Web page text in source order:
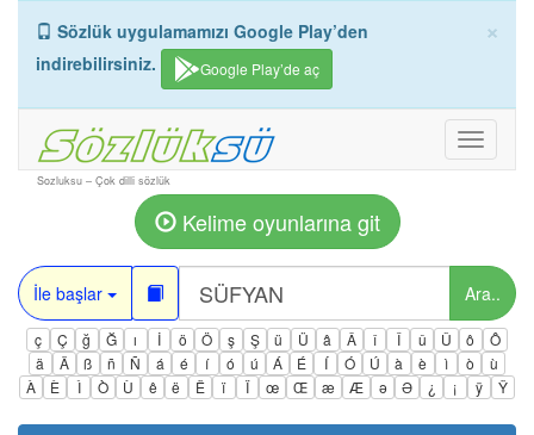
×
Sözlük uygulamamızı Google Play’den
indirebilirsiniz.
Google Play’de aç
Toggle
Sozluksu – Çok dilli sözlük
Kelime oyunlarına git
İle başlar Ara..
ç Ç ğ Ğ ı İ ö Ö ş Ş ü Ü â Â î Î û Û ô
Ô
ä
Ä ß ñ Ñ á é í ó ú Á É Í Ó Ú à è ì ò
ù
À
È Ì Ò Ù ê ë Ë ï Ï œ Œ æ Æ ə Ə ¿ ¡ ÿ Ÿ